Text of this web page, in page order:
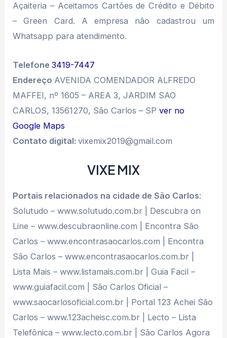
Açaiteria – Aceitamos Cartões de Crédito e Débito
– Green Card. A empresa não cadastrou um
Whatsapp para atendimento.
Telefone3419-7447
Endereço AVENIDA COMENDADOR ALFREDO
MAFFEI, nº 1605 – AREA 3, JARDIM SAO
CARLOS, 13561270, São Carlos – SPver no
Google Maps
Contato digital:vixemix2019@gmail.com
VIXE MIX
Portais relacionados na cidade de São Carlos:
Solutudo – www.solutudo.com.br | Descubra on
Line – www.descubraonline.com | Encontra São
Carlos – www.encontrasaocarlos.com | Encontra
São Carlos – www.encontrasaocarlos.com.br |
Lista Mais – www.listamais.com.br | Guia Facil –
www.guiafacil.com | São Carlos Oficial –
www.saocarlosoficial.com.br | Portal 123 Achei São
Carlos – www.123acheisc.com.br | Lecto – Lista
Telefônica – www.lecto.com.br | São Carlos Agora